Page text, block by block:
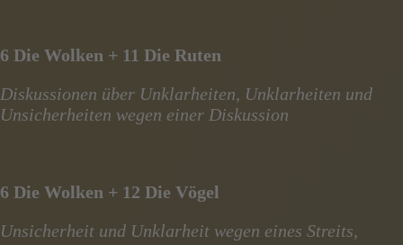
6 Die Wolken + 11 Die Ruten
Diskussionen über Unklarheiten, Unklarheiten und
Unsicherheiten wegen einer Diskussion
6 Die Wolken + 12 Die Vögel
Unsicherheit und Unklarheit wegen eines Streits,